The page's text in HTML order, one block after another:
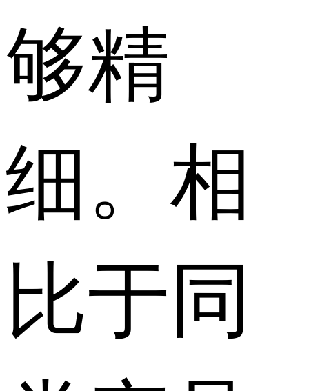
够精
细。相
比于同